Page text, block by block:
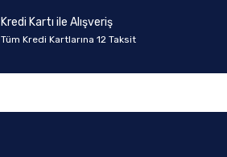
Kredi Kartı ile Alışveriş
Tüm Kredi Kartlarına 12 Taksit